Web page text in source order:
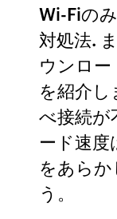
Wi-Fiの
対処法.
ウンロ
を紹介
べ接続が
ード速度
をあら
う。